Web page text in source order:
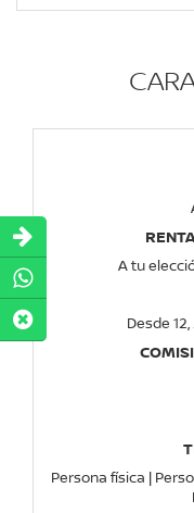
A tu
Desde
Persona física |